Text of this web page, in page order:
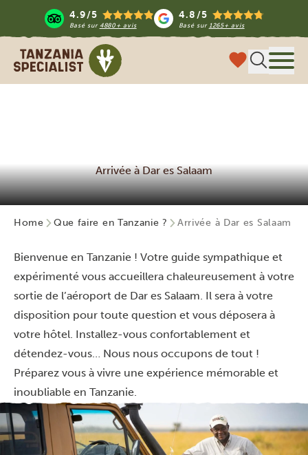
4.9/5
Basé sur 4880+ avis
4.8/5
Basé sur 1265+ avis
Tanzania Specialist
Arrivée à Dar es Salaam
Home Que faire en Tanzanie ? Arrivée à Dar es Salaam
Bienvenue en Tanzanie ! Votre guide sympathique et
expérimenté vous accueillera chaleureusement à votre
sortie de l’aéroport de Dar es Salaam. Il sera à votre
disposition pour toute question et vous déposera à
votre hôtel. Installez-vous confortablement et
détendez-vous… Nous nous occupons de tout !
Préparez vous à vivre une expérience mémorable et
inoubliable en Tanzanie.